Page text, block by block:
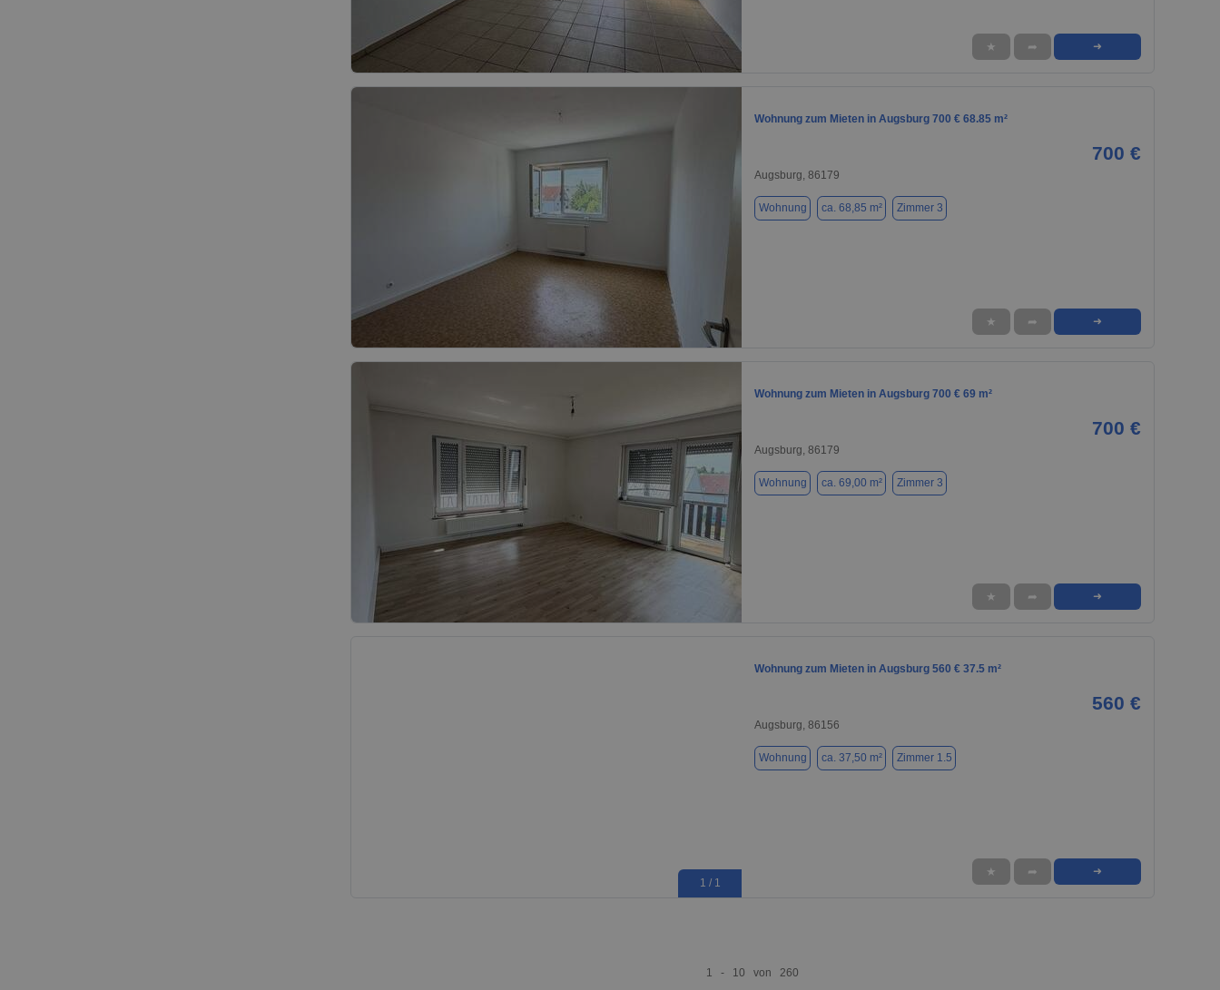
★ ➦ ➜
1 / 1
Wohnung zum Mieten in Augsburg 700 € 68.85 m²
700 €
Augsburg, 86179
Wohnung ca. 68,85 m² Zimmer 3
★ ➦ ➜
Wohnung zum Mieten in Augsburg 700 € 69 m²
700 €
Augsburg, 86179
Wohnung ca. 69,00 m² Zimmer 3
★ ➦ ➜
1 / 1
Wohnung zum Mieten in Augsburg 560 € 37.5 m²
560 €
Augsburg, 86156
Wohnung ca. 37,50 m² Zimmer 1.5
★ ➦ ➜
1 - 10 von 260